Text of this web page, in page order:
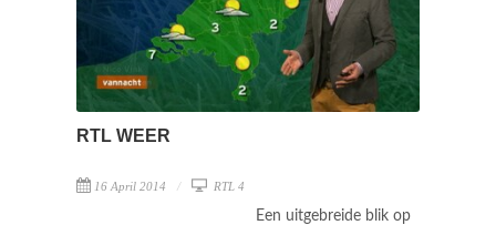
RTL WEER
16 April 2014 RTL 4
Een uitgebreide blik op